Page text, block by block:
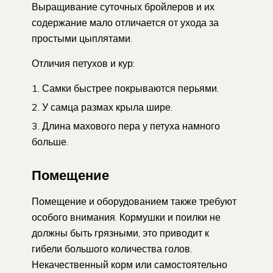
Выращивание суточных бройлеров и их
содержание мало отличается от ухода за
простыми цыплятами.
Отличия петухов и кур:
Самки быстрее покрываются перьями.
У самца размах крыла шире.
Длина махового пера у петуха намного
больше.
Помещение
Помещение и оборудованием также требуют
особого внимания. Кормушки и поилки не
должны быть грязными, это приводит к
гибели большого количества голов.
Некачественный корм или самостоятельно